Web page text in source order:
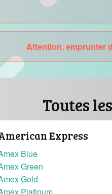
Attention, emprunter
Toutes
Express
Blue
Green
Gold